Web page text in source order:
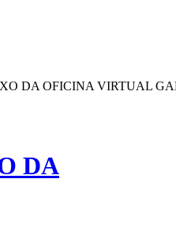
DA OFICINA VIRTUAL
DA